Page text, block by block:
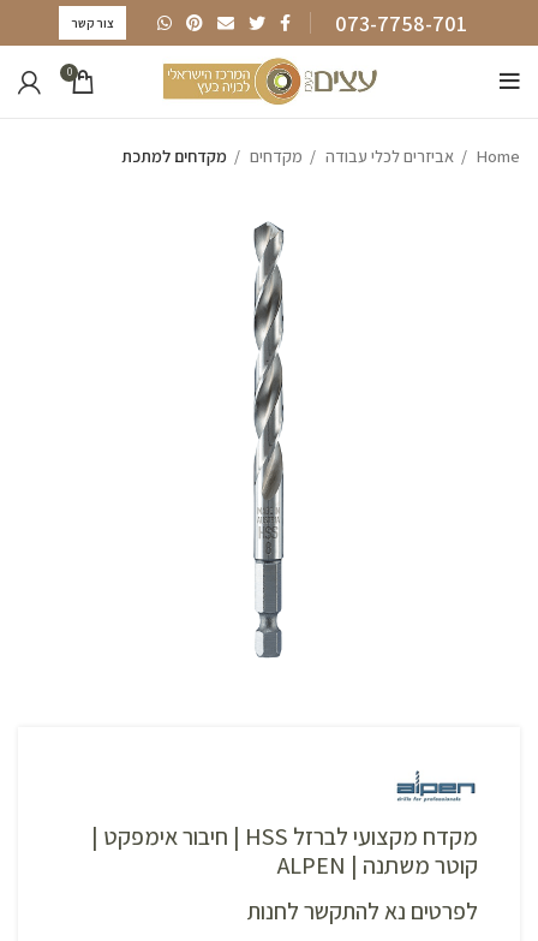
073-7758-701 צור קשר
0
Home אביזרים לכלי עבודה מקדחים מקדחים למתכת
מקדח מקצועי לברזל HSS | חיבור אימפקט |
קוטר משתנה | ALPEN
לפרטים נא להתקשר לחנות